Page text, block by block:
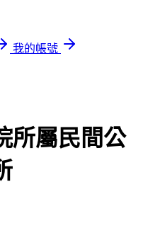
我的帳號
所屬民間公